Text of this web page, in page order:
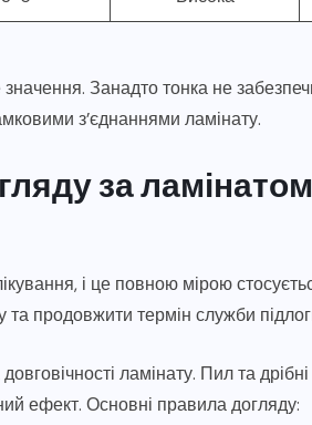
Занадто тонка не
з’єднаннями ламінату.
за
і це повною мірою
продовжити термін служби
ламінату. Пил та
ефект. Основні правила догляду: